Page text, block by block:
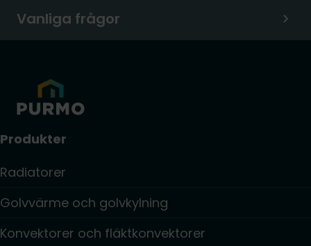
Vanliga frågor
Produkter
Radiatorer
Golvvärme och golvkylning
Konvektorer och fläktkonvektorer